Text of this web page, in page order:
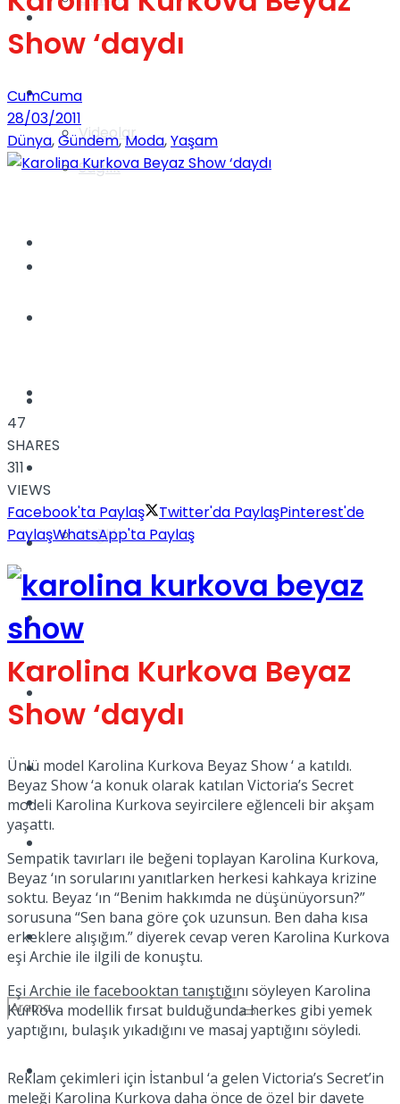
Videolar
Sağlık
TV
Kadınca
Dünya
Türkiye
Gündem
Yaşam
Sağlık
Müzik
Sinema
Spor
No Result
Show ‘daydı
CumCuma
28/03/2011
Dünya,Gündem,Moda,Yaşam
47
SHARES
311
VIEWS
Facebook'ta Paylaş
Twitter'da PaylaşPinterest'de
PaylaşWhatsApp'ta Paylaş
Karolina Kurkova Beyaz
Show ‘daydı
Ünlü model Karolina Kurkova Beyaz Show ‘ a katıldı.
Beyaz Show ‘a konuk olarak katılan Victoria’s Secret
modeli Karolina Kurkova seyircilere eğlenceli bir akşam
yaşattı.
Sempatik tavırları ile beğeni toplayan Karolina Kurkova,
Beyaz ‘ın sorularını yanıtlarken herkesi kahkaya krizine
soktu. Beyaz ‘ın “Benim hakkımda ne düşünüyorsun?”
sorusuna “Sen bana göre çok uzunsun. Ben daha kısa
erkeklere alışığım.” diyerek cevap veren Karolina Kurkova
eşi Archie ile ilgili de konuştu.
Eşi Archie ile facebooktan tanıştığını söyleyen Karolina
Kurkova modellik fırsat bulduğunda herkes gibi yemek
yaptığını, bulaşık yıkadığını ve masaj yaptığını söyledi.
Reklam çekimleri için İstanbul ‘a gelen Victoria’s Secret’in
meleği Karolina Kurkova daha önce de özel bir davete